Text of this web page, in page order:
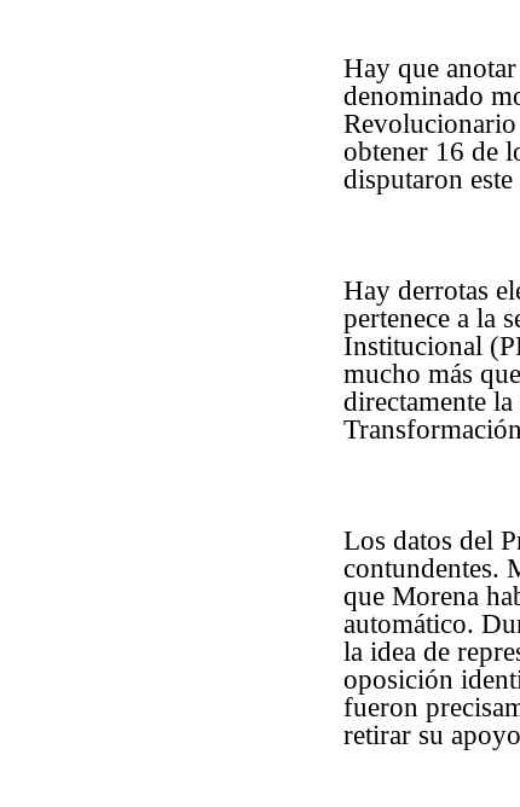
Hay que
denominado
obtener 16 de
disputaron
Hay derrotas
pertenece a la
Institucional
mucho más
directamente
Los datos del
contundentes.
que Morena
automático.
la idea de
oposición
fueron
retirar su